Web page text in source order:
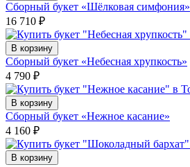
Сборный букет «Шёлковая симфония»
16 710 ₽
В корзину
Сборный букет «Небесная хрупкость»
4 790 ₽
В корзину
Сборный букет «Нежное касание»
4 160 ₽
В корзину